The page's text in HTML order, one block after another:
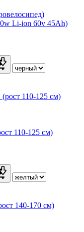
Li-ion 60v 45Ah)
110-125 см)